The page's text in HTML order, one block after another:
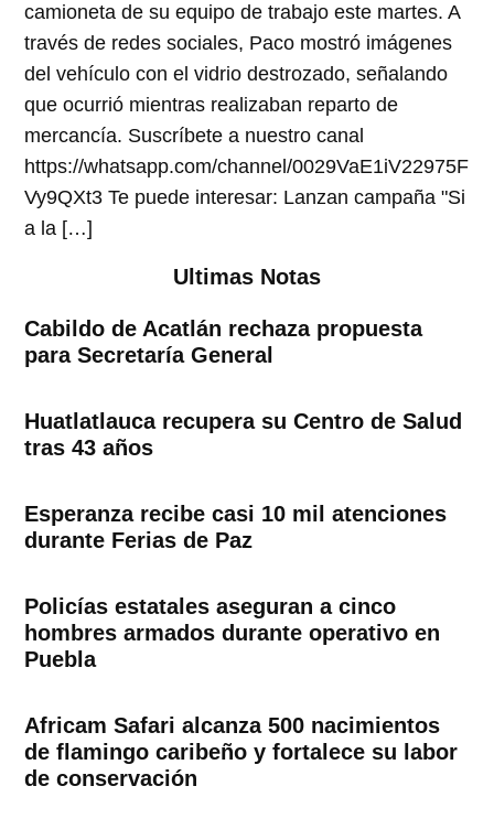
camioneta de su equipo de trabajo este martes. A
través de redes sociales, Paco mostró imágenes
del vehículo con el vidrio destrozado, señalando
que ocurrió mientras realizaban reparto de
mercancía. Suscríbete a nuestro canal
https://whatsapp.com/channel/0029VaE1iV22975F
Vy9QXt3 Te puede interesar: Lanzan campaña "Si
a la […]
Ultimas Notas
Cabildo de Acatlán rechaza propuesta
para Secretaría General
Huatlatlauca recupera su Centro de Salud
tras 43 años
Esperanza recibe casi 10 mil atenciones
durante Ferias de Paz
Policías estatales aseguran a cinco
hombres armados durante operativo en
Puebla
Africam Safari alcanza 500 nacimientos
de flamingo caribeño y fortalece su labor
de conservación